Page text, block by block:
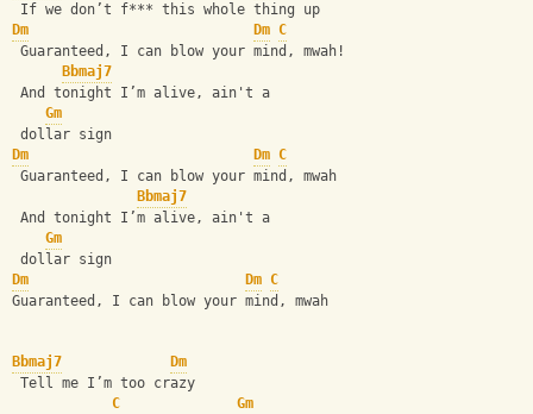
If we don’t f*** this whole thing up
Dm
Dm C
Guaranteed, I can blow your mind, mwah!
Bbmaj7
And tonight I’m alive, ain't a
Gm
dollar sign
Dm
Dm C
Guaranteed, I can blow your mind, mwah
Bbmaj7
And tonight I’m alive, ain't a
Gm
dollar sign
Dm
Dm C
Guaranteed, I can blow your mind, mwah
Bbmaj7
Dm
Tell me I’m too crazy
C
Gm